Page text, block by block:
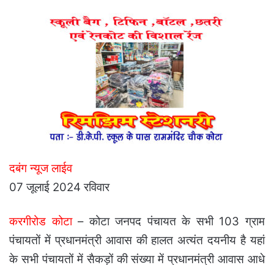
दबंग न्यूज लाईव
07 जूलाई 2024 रविवार
करगीरोड कोटा– कोटा जनपद पंचायत के सभी 103 ग्राम
पंचायतों में प्रधानमंत्री आवास की हालत अत्यंत दयनीय है यहां
के सभी पंचायतों में सैकड़ों की संख्या में प्रधानमंत्री आवास आधे